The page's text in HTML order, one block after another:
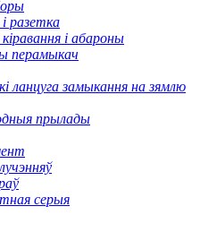
разетка
і абароны
перамыкач
ланцуга замыкання на зямлю
прылады
серыя